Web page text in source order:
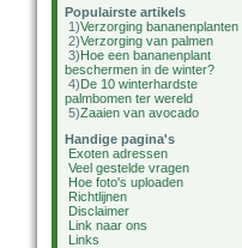
Populairste artikels
1)Verzorging bananenplanten
2)Verzorging van palmen
3)Hoe een bananenplant
beschermen in de winter?
4)De 10 winterhardste
palmbomen ter wereld
5)Zaaien van avocado
Handige pagina's
Exoten adressen
Veel gestelde vragen
Hoe foto's uploaden
Richtlijnen
Disclaimer
Link naar ons
Links